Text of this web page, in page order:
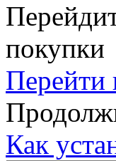
покупки
Перейти
Как